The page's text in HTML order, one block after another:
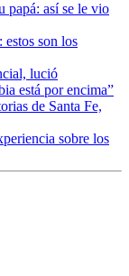
papá: así se le vio
son los
lució
está por encima”
de Santa Fe,
sobre los